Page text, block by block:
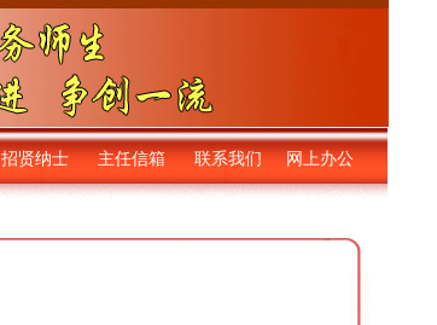
招贤纳士 主任信箱 联系我们 网上办公